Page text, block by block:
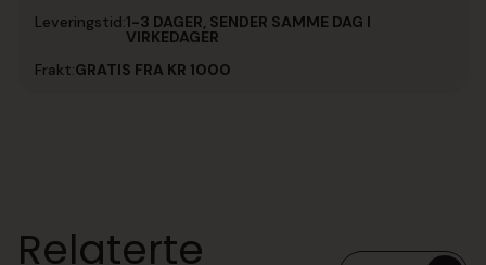
Leveringstid:1-3 DAGER, SENDER SAMME DAG I
VIRKEDAGER
Frakt:GRATIS FRA KR 1000
Relaterte